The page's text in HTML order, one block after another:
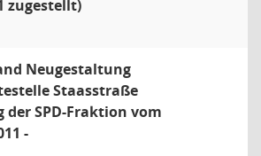
zugestellt)
Neugestaltung
Staasstraße
der SPD-Fraktion vom
-